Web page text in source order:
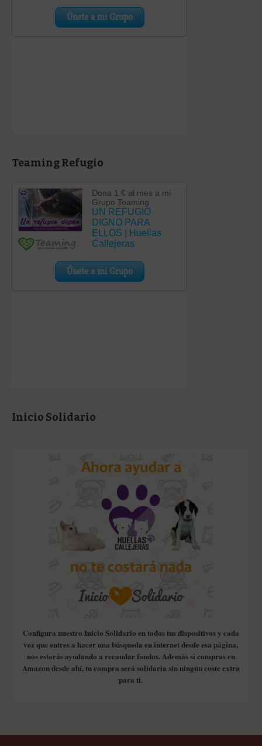
Teaming Refugio
Inicio Solidario
Configura nuestro Inicio Solidario en todos tus dispositivos y cada
vez que entres a hacer una búsqueda en internet desde esa página,
nos estarás ayudando a recaudar fondos. Además si compras en
Amazon desde ahí, tu compra será solidaria sin ningún coste extra
para ti.